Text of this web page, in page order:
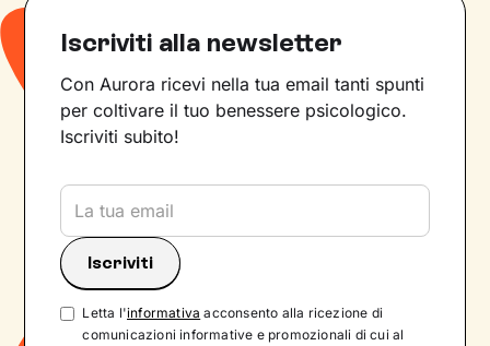
Iscriviti alla newsletter
Con Aurora ricevi nella tua email tanti spunti
per coltivare il tuo benessere psicologico.
Iscriviti subito!
Letta l'informativa acconsento alla ricezione di
comunicazioni informative e promozionali di cui al